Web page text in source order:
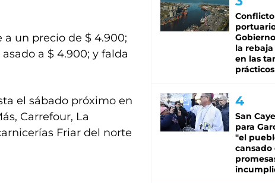
a un precio de $ 4.900;
a $ 4.900; y falda
el sábado próximo en
Carrefour, La
Friar del norte
Conflicto
la rebaja
en las
prácticos
San
para
"el
cansado